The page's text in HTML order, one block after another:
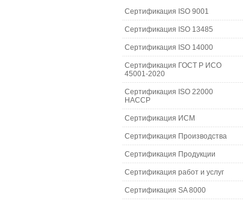
Сертификация ISO 9001
Сертификация ISO 13485
Сертификация ISO 14000
Сертификация ГОСТ Р ИСО
45001-2020
Сертификация ISO 22000
HACCP
Сертификация ИСМ
Сертификация Производства
Сертификация Продукции
Сертификация работ и услуг
Сертификация SA 8000